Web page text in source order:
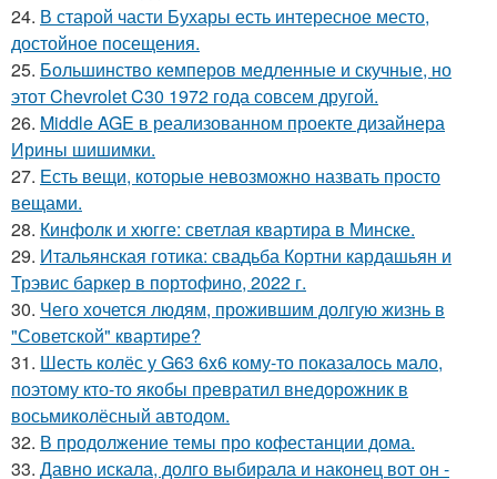
24. В старой части Бухары есть интересное место,
достойное посещения.
25. Большинство кемперов медленные и скучные, но
этот Chevrolet C30 1972 года совсем другой.
26. Middle AGE в реализованном проекте дизайнера
Ирины шишимки.
27. Есть вещи, которые невозможно назвать просто
вещами.
28. Кинфолк и хюгге: светлая квартира в Минске.
29. Итальянская готика: свадьба Кортни кардашьян и
Трэвис баркер в портофино, 2022 г.
30. Чего хочется людям, прожившим долгую жизнь в
"Советской" квартире?
31. Шесть колёс у G63 6x6 кому-то показалось мало,
поэтому кто-то якобы превратил внедорожник в
восьмиколёсный автодом.
32. В продолжение темы про кофестанции дома.
33. Давно искала, долго выбирала и наконец вот он -